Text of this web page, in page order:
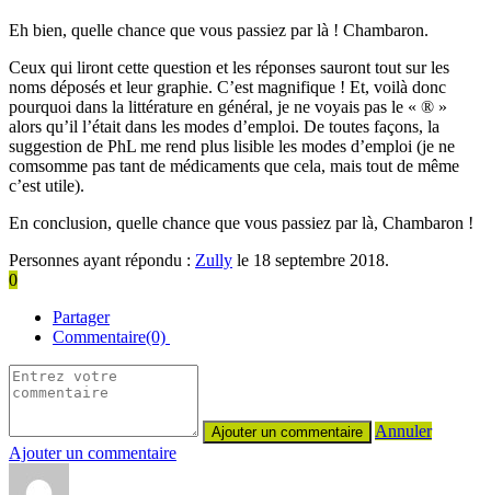
Eh bien, quelle chance que vous passiez par là ! Chambaron.
Ceux qui liront cette question et les réponses sauront tout sur les
noms déposés et leur graphie. C’est magnifique ! Et, voilà donc
pourquoi dans la littérature en général, je ne voyais pas le « ® »
alors qu’il l’était dans les modes d’emploi. De toutes façons, la
suggestion de PhL me rend plus lisible les modes d’emploi (je ne
comsomme pas tant de médicaments que cela, mais tout de même
c’est utile).
En conclusion, quelle chance que vous passiez par là, Chambaron !
Personnes ayant répondu : Zully le 18 septembre 2018.
0
Partager
Commentaire(0)
Annuler
Ajouter un commentaire